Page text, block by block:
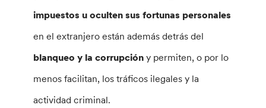
impuestos u oculten sus fortunas personales
en el extranjero están además detrás del
blanqueo y la corrupción y permiten, o por lo
menos facilitan, los tráficos ilegales y la
actividad criminal.